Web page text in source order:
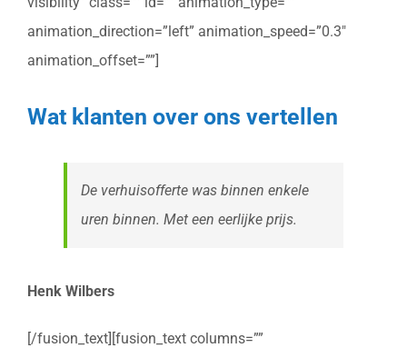
animation_direction=”left” animation_speed=”0.3″
animation_offset=””]
Wat klanten over ons vertellen
De verhuisofferte was binnen enkele
uren binnen. Met een eerlijke prijs.
Henk Wilbers
[/fusion_text][fusion_text columns=””